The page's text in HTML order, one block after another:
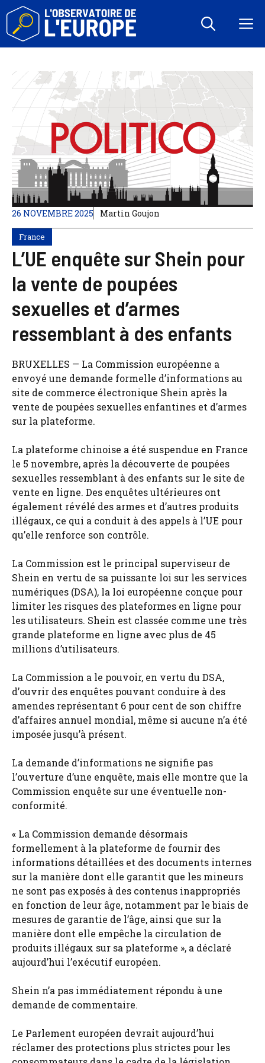
Aller
contenu
26 NOVEMBRE 2025 Martin Goujon
France
L’UE enquête sur Shein pour
la vente de poupées
sexuelles et d’armes
ressemblant à des enfants
BRUXELLES — La Commission européenne a
envoyé une demande formelle d’informations au
site de commerce électronique Shein après la
vente de poupées sexuelles enfantines et d’armes
sur la plateforme.
La plateforme chinoise a été suspendue en France
le 5 novembre, après la découverte de poupées
sexuelles ressemblant à des enfants sur le site de
vente en ligne. Des enquêtes ultérieures ont
également révélé des armes et d’autres produits
illégaux, ce qui a conduit à des appels à l’UE pour
qu’elle renforce son contrôle.
La Commission est le principal superviseur de
Shein en vertu de sa puissante loi sur les services
numériques (DSA), la loi européenne conçue pour
limiter les risques des plateformes en ligne pour
les utilisateurs. Shein est classée comme une très
grande plateforme en ligne avec plus de 45
millions d’utilisateurs.
La Commission a le pouvoir, en vertu du DSA,
d’ouvrir des enquêtes pouvant conduire à des
amendes représentant 6 pour cent de son chiffre
d’affaires annuel mondial, même si aucune n’a été
imposée jusqu’à présent.
La demande d’informations ne signifie pas
l’ouverture d’une enquête, mais elle montre que la
Commission enquête sur une éventuelle non-
conformité.
« La Commission demande désormais
formellement à la plateforme de fournir des
informations détaillées et des documents internes
sur la manière dont elle garantit que les mineurs
ne sont pas exposés à des contenus inappropriés
en fonction de leur âge, notamment par le biais de
mesures de garantie de l’âge, ainsi que sur la
manière dont elle empêche la circulation de
produits illégaux sur sa plateforme », a déclaré
aujourd’hui l’exécutif européen.
Shein n’a pas immédiatement répondu à une
demande de commentaire.
Le Parlement européen devrait aujourd’hui
réclamer des protections plus strictes pour les